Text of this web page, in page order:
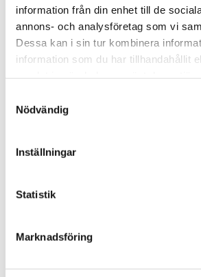
information från din enhet till de
annons- och analysföretag som vi
Dessa kan i sin tur kombinera
information som du har tillhandahållit
Nödvändig
Inställningar
Statistik
Marknadsföring
Specifikationer
Omdömen